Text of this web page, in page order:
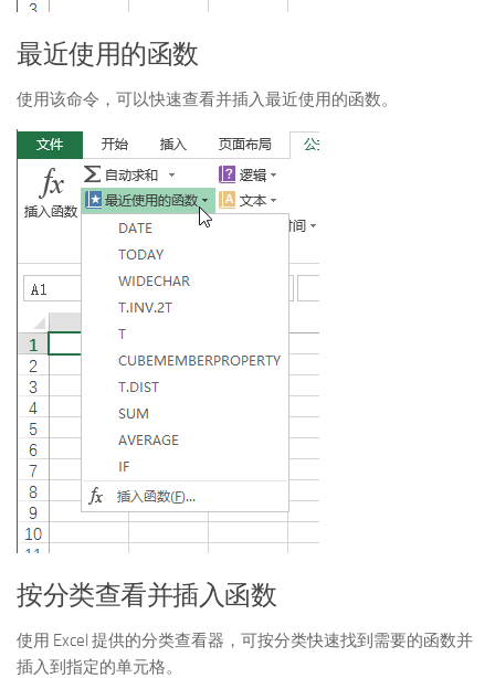
最近使用的函数
使用该命令，可以快速查看并插入最近使用的函数。
按分类查看并插入函数
使用 Excel 提供的分类查看器，可按分类快速找到需要的函数并
插入到指定的单元格。